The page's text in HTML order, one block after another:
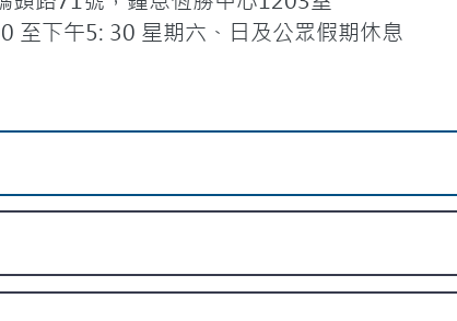
至下午5: 30 星期六、日及公眾假期休息